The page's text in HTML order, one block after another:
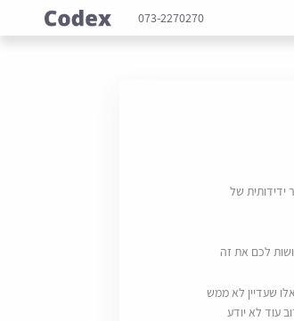
073-2270270
של
לכם את זה
שעדיין לא ממש
עוד לא יודע